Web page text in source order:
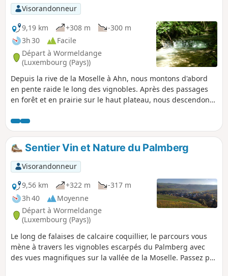
Visorandonneur
9,19 km
+308 m
-300 m
3h 30
Facile
Départ à Wormeldange
(Luxembourg (Pays))
Depuis la rive de la Moselle à Ahn, nous montons d'abord
en pente raide le long des vignobles. Après des passages
en forêt et en prairie sur le haut plateau, nous descendons
avant d'avoir l'impression d'être arrivés dans la forêt vierge
en traversant la vallée du Donverbach.
Sentier Vin et Nature du Palmberg
Visorandonneur
9,56 km
+322 m
-317 m
3h 40
Moyenne
Départ à Wormeldange
(Luxembourg (Pays))
Le long de falaises de calcaire coquillier, le parcours vous
mène à travers les vignobles escarpés du Palmberg avec
des vues magnifiques sur la vallée de la Moselle. Passez par